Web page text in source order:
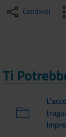
Condividi
Ti